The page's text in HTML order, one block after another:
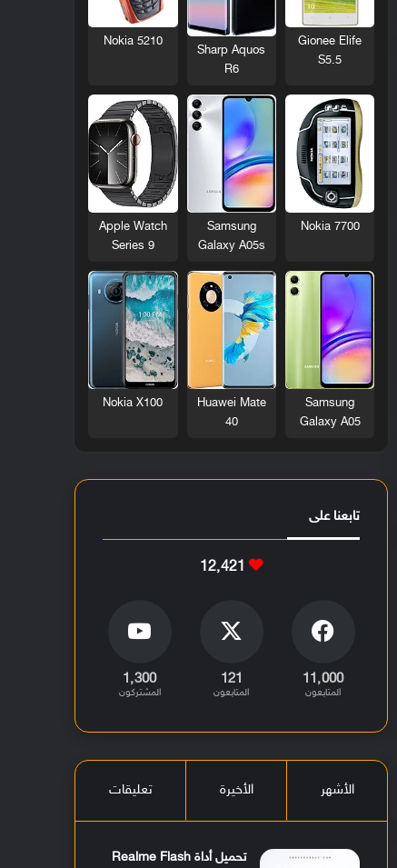
Gionee Elife
S5.5
Sharp Aquos
R6
Nokia 5210
Nokia 7700
Samsung
Galaxy A05s
Apple Watch
Series 9
Samsung
Galaxy A05
Huawei Mate
40
Nokia X100
تابعنا على
12٬421
11٬000
المتابعون
121
المتابعون
1٬300
المشتركون
الأشهر الأخيرة تعليقات
تحميل أداة Realme Flash